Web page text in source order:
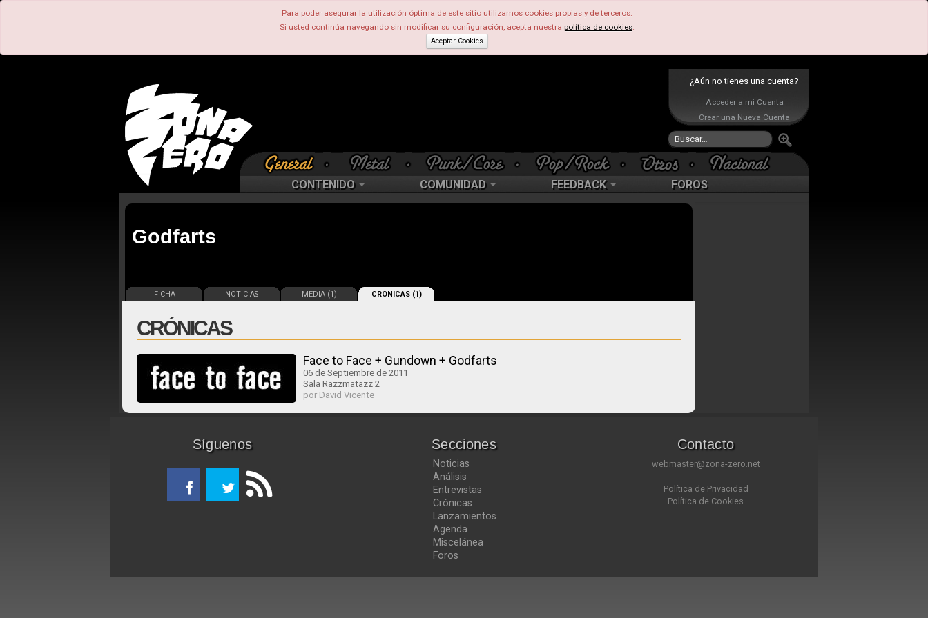
Para poder asegurar la utilización óptima de este sitio utilizamos cookies propias y de terceros.
Si usted continúa navegando sin modificar su configuración, acepta nuestra política de cookies.
Aceptar Cookies
¿Aún no tienes una cuenta?
Acceder a mi Cuenta
Crear una Nueva Cuenta
CONTENIDO COMUNIDAD FEEDBACK FOROS
Godfarts
FICHA NOTICIAS MEDIA (1) CRONICAS (1)
CRÓNICAS
Face to Face + Gundown + Godfarts
06 de Septiembre de 2011
Sala Razzmatazz 2
por David Vicente
Síguenos Secciones
Noticias
Análisis
Entrevistas
Crónicas
Lanzamientos
Agenda
Miscelánea
Foros
Contacto
webmaster@zona-zero.net
Política de Privacidad
Política de Cookies